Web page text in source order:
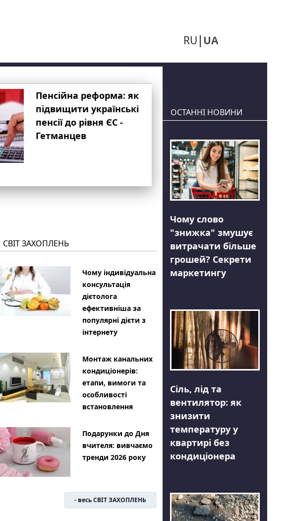
RU UA
Пенсійна реформа: як
підвищити українські
пенсії до рівня ЄС -
Гетманцев
СВІТ ЗАХОПЛЕНЬ
Чому індивідуальна
консультація
дієтолога
ефективніша за
популярні дієти з
інтернету
Монтаж канальних
кондиціонерів:
етапи, вимоги та
особливості
встановлення
Подарунки до Дня
вчителя: вивчаємо
тренди 2026 року
- весь СВІТ ЗАХОПЛЕНЬ
ОСТАННІ НОВИНИ
Чому слово
"знижка" змушує
витрачати більше
грошей? Секрети
маркетингу
Сіль, лід та
вентилятор: як
знизити
температуру у
квартирі без
кондиціонера